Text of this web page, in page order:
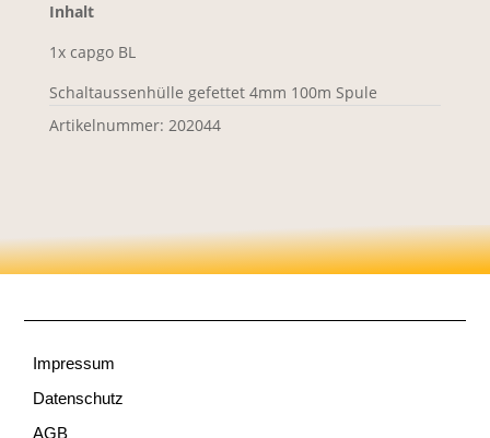
Inhalt
1x capgo BL
Schaltaussenhülle gefettet 4mm 100m Spule
Artikelnummer: 202044
Impressum
Datenschutz
AGB